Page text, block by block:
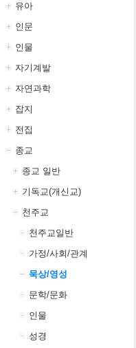
유아
인문
인물
자기계발
자연과학
잡지
전집
종교
종교 일반
기독교(개신교)
천주교
천주교일반
가정/사회/관계
묵상/영성
문학/문화
인물
성경